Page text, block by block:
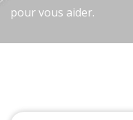
pour vous aider.